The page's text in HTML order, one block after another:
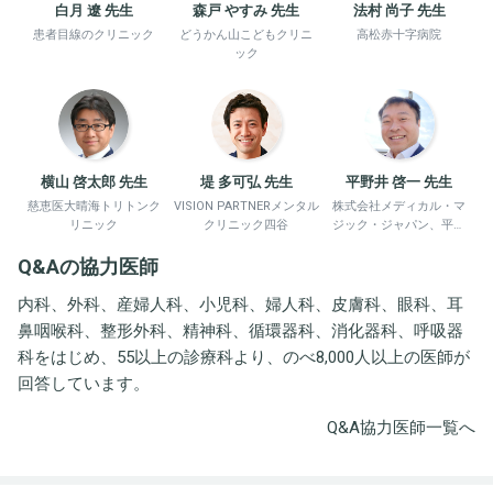
白月 遼 先生
患者目線のクリニック
森戸 やすみ 先生
どうかん山こどもクリニ
ック
法村 尚子 先生
高松赤十字病院
横山 啓太郎 先生
慈恵医大晴海トリトンク
リニック
堤 多可弘 先生
VISION PARTNERメンタル
クリニック四谷
平野井 啓一 先生
株式会社メディカル・マ
ジック・ジャパン、平野
Q&Aの協力医師
内科、外科、産婦人科、小児科、婦人科、皮膚科、眼科、耳
鼻咽喉科、整形外科、精神科、循環器科、消化器科、呼吸器
科をはじめ、55以上の診療科より、のべ8,000人以上の医師が
回答しています。
Q&A協力医師一覧へ